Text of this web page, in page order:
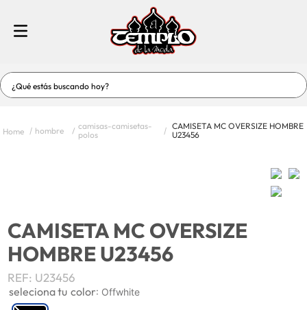
¿Qué estás buscando hoy?
hombre
camisas-camisetas-
polos
CAMISETA MC OVERSIZE HOMBRE
U23456
CAMISETA MC OVERSIZE
HOMBRE U23456
REF: U23456
color: Offwhite
.
jeans
5.
blusas
6.